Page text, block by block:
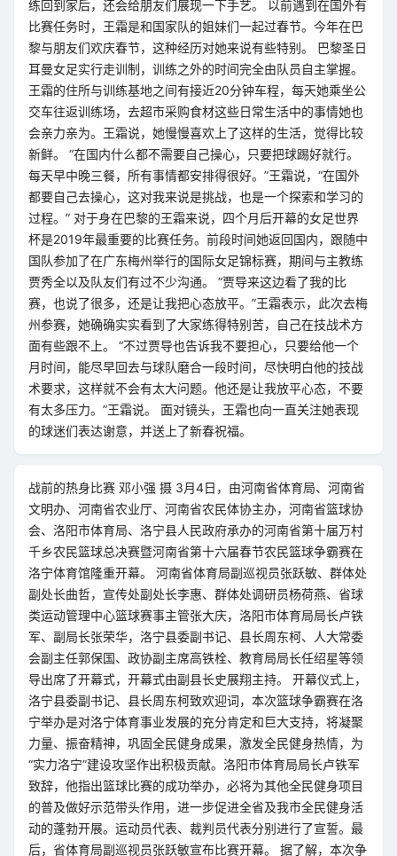
练回到家后，还会给朋友们展现一下手艺。 以前遇到在国外有
比赛任务时，王霜是和国家队的姐妹们一起过春节。今年在巴
黎与朋友们欢庆春节，这种经历对她来说有些特别。 巴黎圣日
耳曼女足实行走训制，训练之外的时间完全由队员自主掌握。
王霜的住所与训练基地之间有接近20分钟车程，每天她乘坐公
交车往返训练场，去超市采购食材这些日常生活中的事情她也
会亲力亲为。王霜说，她慢慢喜欢上了这样的生活，觉得比较
新鲜。 “在国内什么都不需要自己操心，只要把球踢好就行。
每天早中晚三餐，所有事情都安排得很好。”王霜说，“在国外
都要自己去操心，这对我来说是挑战，也是一个探索和学习的
过程。” 对于身在巴黎的王霜来说，四个月后开幕的女足世界
杯是2019年最重要的比赛任务。前段时间她返回国内，跟随中
国队参加了在广东梅州举行的国际女足锦标赛，期间与主教练
贾秀全以及队友们有过不少沟通。 “贾导来这边看了我的比
赛，也说了很多，还是让我把心态放平。”王霜表示，此次去梅
州参赛，她确确实实看到了大家练得特别苦，自己在技战术方
面有些跟不上。 “不过贾导也告诉我不要担心，只要给他一个
月时间，能尽早回去与球队磨合一段时间，尽快明白他的技战
术要求，这样就不会有太大问题。他还是让我放平心态，不要
有太多压力。”王霜说。 面对镜头，王霜也向一直关注她表现
的球迷们表达谢意，并送上了新春祝福。
战前的热身比赛 邓小强 摄 3月4日，由河南省体育局、河南省
文明办、河南省农业厅、河南省农民体协主办，河南省篮球协
会、洛阳市体育局、洛宁县人民政府承办的河南省第十届万村
千乡农民篮球总决赛暨河南省第十六届春节农民篮球争霸赛在
洛宁体育馆隆重开幕。 河南省体育局副巡视员张跃敏、群体处
副处长曲哲，宣传处副处长李惠、群体处调研员杨荷燕、省球
类运动管理中心篮球赛事主管张大庆，洛阳市体育局局长卢铁
军、副局长张荣华，洛宁县委副书记、县长周东柯、人大常委
会副主任郭保国、政协副主席高铁栓、教育局局长任绍星等领
导出席了开幕式，开幕式由副县长史展翔主持。 开幕仪式上，
洛宁县委副书记、县长周东柯致欢迎词，本次篮球争霸赛在洛
宁举办是对洛宁体育事业发展的充分肯定和巨大支持，将凝聚
力量、振奋精神，巩固全民健身成果，激发全民健身热情，为
“实力洛宁”建设攻坚作出积极贡献。洛阳市体育局局长卢铁军
致辞，他指出篮球比赛的成功举办，必将为其他全民健身项目
的普及做好示范带头作用，进一步促进全省及我市全民健身活
动的蓬勃开展。运动员代表、裁判员代表分别进行了宣誓。最
后，省体育局副巡视员张跃敏宣布比赛开幕。 据了解，本次争